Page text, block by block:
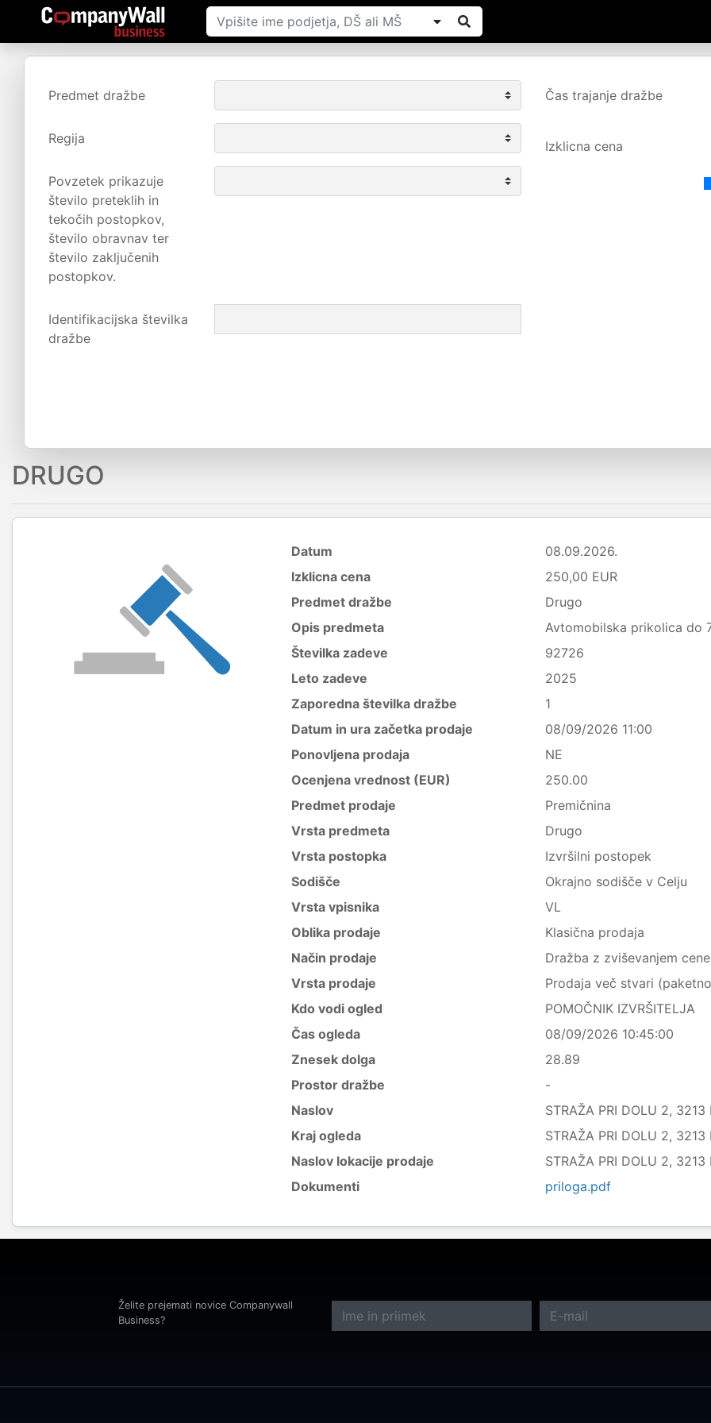
Predmet dražbe
Regija
Povzetek prikazuje
število preteklih in
tekočih postopkov,
število obravnav ter
število zaključenih
postopkov.
Identifikacijska številka
dražbe
Čas trajanje dražbe
Izklicna cena
DRUGO
Datum
08.09.2026.
Izklicna cena
250,00 EUR
Predmet dražbe
Drugo
Opis predmeta
Avtomobilska prikolica do
Številka zadeve
92726
Leto zadeve
2025
Zaporedna številka dražbe
1
Datum in ura začetka prodaje
08/09/2026 11:00
Ponovljena prodaja
NE
Ocenjena vrednost (EUR)
250.00
Predmet prodaje
Premičnina
Vrsta predmeta
Drugo
Vrsta postopka
Izvršilni postopek
Sodišče
Okrajno sodišče v Celju
Vrsta vpisnika
VL
Oblika prodaje
Klasična prodaja
Način prodaje
Dražba z zviševanjem cene
Vrsta prodaje
Prodaja več stvari
Kdo vodi ogled
POMOČNIK IZVRŠITELJA
Čas ogleda
08/09/2026 10:45:00
Znesek dolga
28.89
Prostor dražbe
-
Naslov
STRAŽA PRI DOLU 2,
Kraj ogleda
STRAŽA PRI DOLU 2,
Naslov lokacije prodaje
STRAŽA PRI DOLU 2,
Dokumenti
priloga.pdf
Želite prejemati novice Companywall
Business?